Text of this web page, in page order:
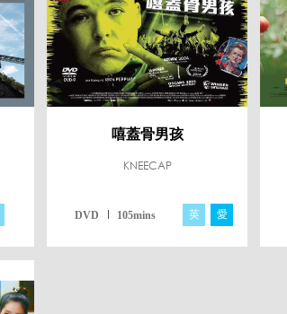
嘻蓋骨男孩
KNEECAP
DVD 105mins 英 愛